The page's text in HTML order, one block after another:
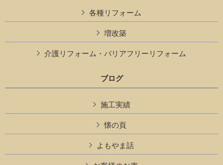
各種リフォーム
増改築
介護リフォーム・バリアフリーリフォーム
ブログ
施工実績
懐の頁
よもやま話